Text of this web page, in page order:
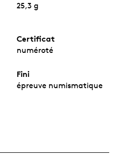
25,3 g
Certificat
numéroté
Fini
épreuve numismatique